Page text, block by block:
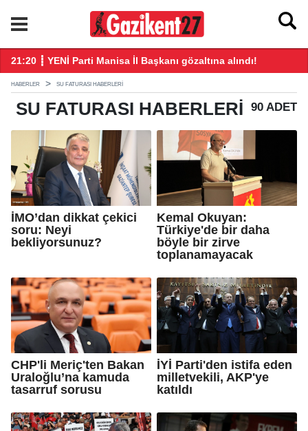
21:20 ┋ YENİ Parti Manisa İl Başkanı gözaltına alındı!
HABERLER SU FATURASI HABERLERI
SU FATURASI HABERLERI 90 ADET
İMO’dan dikkat çekici
soru: Neyi
bekliyorsunuz?
Kemal Okuyan:
Türkiye'de bir daha
böyle bir zirve
toplanamayacak
CHP'li Meriç'ten Bakan
Uraloğlu’na kamuda
tasarruf sorusu
İYİ Parti'den istifa eden
milletvekili, AKP'ye
katıldı